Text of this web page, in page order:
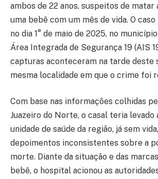
ambos de 22 anos, suspeitos de
uma bebê com um mês de vida. O
no dia 1° de maio de 2025, no
Área Integrada de Segurança 19 (AIS
capturas aconteceram na tarde deste
mesma localidade em que o crime foi
Com base nas informações colhidas
Juazeiro do Norte, o casal teria levado
unidade de saúde da região, já sem
depoimentos inconsistentes sobre a
morte. Diante da situação e das
bebê, o hospital acionou as